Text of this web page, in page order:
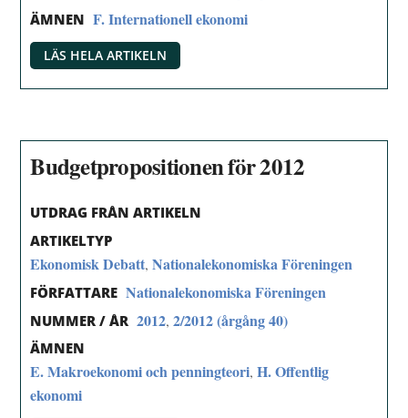
ÄMNEN F. Internationell ekonomi
LÄS HELA ARTIKELN
Budgetpropositionen för 2012
UTDRAG FRÅN ARTIKELN
ARTIKELTYP
Ekonomisk Debatt,Nationalekonomiska Föreningen
FÖRFATTARE Nationalekonomiska Föreningen
NUMMER / ÅR 2012,2/2012 (årgång 40)
ÄMNEN
E. Makroekonomi och penningteori,H. Offentlig
ekonomi